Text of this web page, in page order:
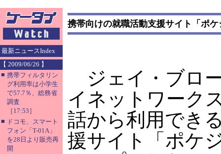
最新ニュースIndex
【 2009/06/26 】
■ 携帯フィルタリン
グ利用率は小学生
で57.7％、総務省
調査
［17:53］
■ ドコモ、スマート
フォン「T-01A」
を28日より販売再
開
携帯向けの就職活動支援サイト「ポ
ジェイ・ブロ
イネットワーク
話から利用でき
援サイト「ポケ